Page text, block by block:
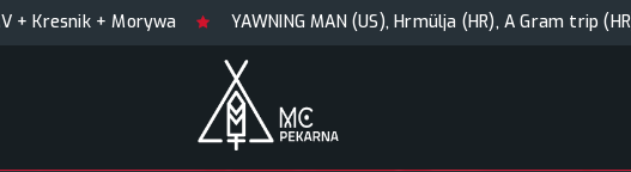
+ Morywa YAWNING MAN (US), Hrmülja (HR), A Gram trip (HR)